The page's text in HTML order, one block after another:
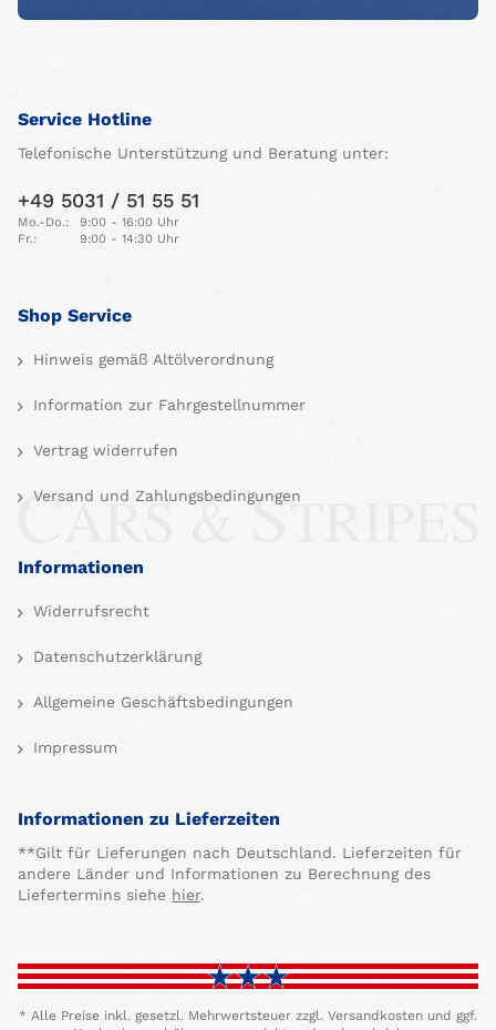
Service Hotline
Telefonische Unterstützung und Beratung unter:
+49 5031 / 51 55 51
Mo.-Do.:
9:00 - 16:00 Uhr
Fr.:
9:00 - 14:30 Uhr
Shop Service
Hinweis gemäß Altölverordnung
Information zur Fahrgestellnummer
Vertrag widerrufen
Versand und Zahlungsbedingungen
Informationen
Widerrufsrecht
Datenschutzerklärung
Allgemeine Geschäftsbedingungen
Impressum
Informationen zu Lieferzeiten
**Gilt für Lieferungen nach Deutschland. Lieferzeiten für
andere Länder und Informationen zu Berechnung des
Liefertermins siehe hier.
* Alle Preise inkl. gesetzl. Mehrwertsteuer zzgl. Versandkosten und ggf.